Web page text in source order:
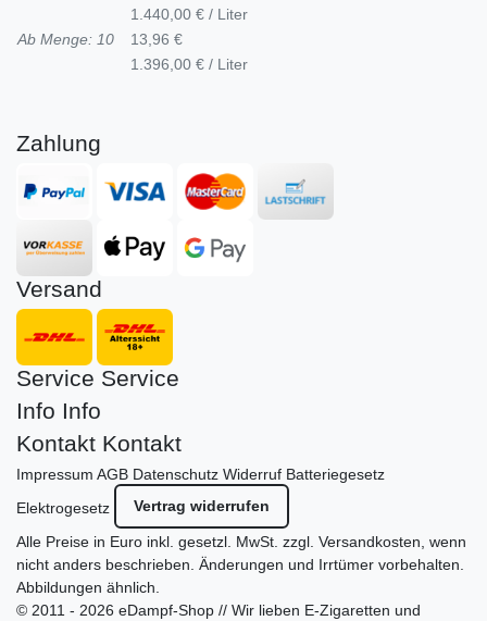
1.440,00 € / Liter
Ab Menge: 10
13,96 €
1.396,00 € / Liter
Zahlung
Versand
Service Service
Info Info
Kontakt Kontakt
Impressum AGB Datenschutz Widerruf Batteriegesetz
Elektrogesetz
Vertrag widerrufen
Alle Preise in Euro inkl. gesetzl. MwSt. zzgl. Versandkosten , wenn
nicht anders beschrieben. Änderungen und Irrtümer vorbehalten.
Abbildungen ähnlich.
© 2011 - 2026 eDampf-Shop // Wir lieben E-Zigaretten und